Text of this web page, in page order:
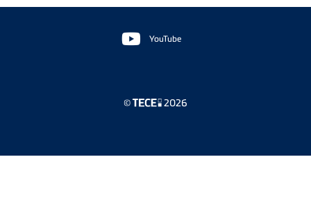
YouTube
© 2026